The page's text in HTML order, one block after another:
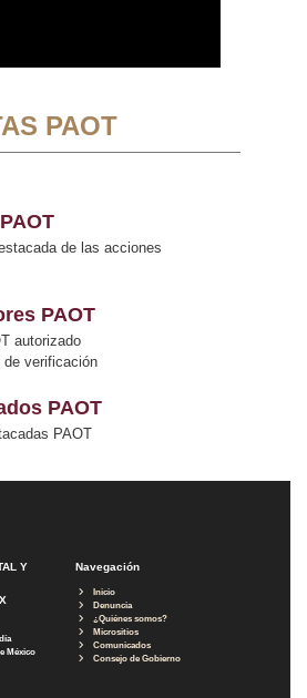
PAOT
de las acciones
PAOT
autorizado
verificación
PAOT
PAOT
Y
México
Navegación
Inicio
Denuncia
¿Quiénes somos?
Micrositios
Comunicados
Consejo de Gobierno